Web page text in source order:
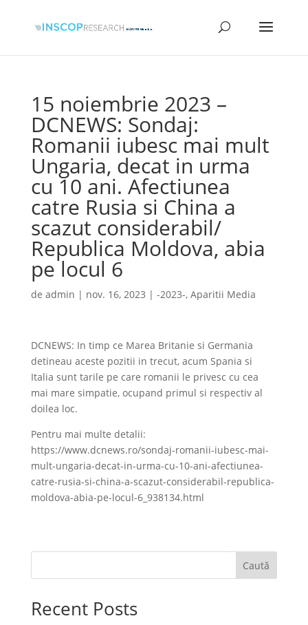
15 noiembrie 2023 –
DCNEWS: Sondaj:
Romanii iubesc mai mult
Ungaria, decat in urma
cu 10 ani. Afectiunea
catre Rusia si China a
scazut considerabil/
Republica Moldova, abia
pe locul 6
de admin | nov. 16, 2023 | -2023-, Aparitii Media
DCNEWS: In timp ce Marea Britanie si Germania
detineau aceste pozitii in trecut, acum Spania si
Italia sunt tarile pe care romanii le privesc cu cea
mai mare simpatie, ocupand primul si respectiv al
doilea loc.
Pentru mai multe detalii:
https://www.dcnews.ro/sondaj-romanii-iubesc-mai-
mult-ungaria-decat-in-urma-cu-10-ani-afectiunea-
catre-rusia-si-china-a-scazut-considerabil-republica-
moldova-abia-pe-locul-6_938134.html
Caută
Recent Posts